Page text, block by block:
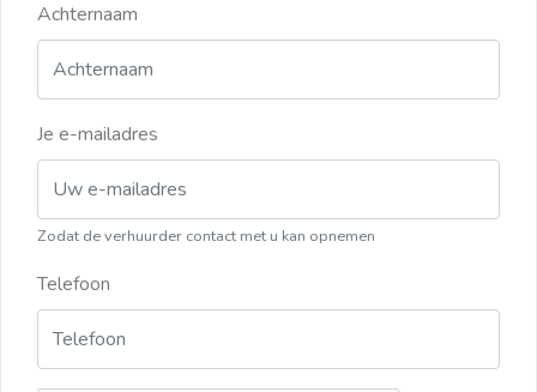
Achternaam
Je e-mailadres
Zodat de verhuurder contact met u kan opnemen
Telefoon